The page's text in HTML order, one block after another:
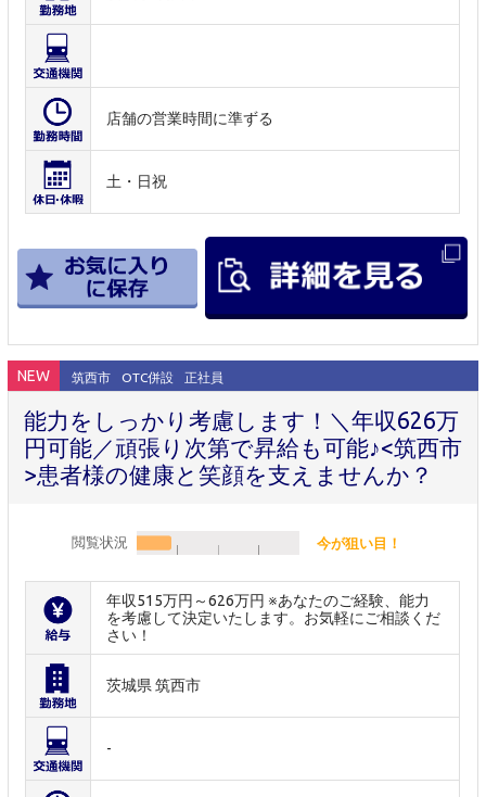
店舗の営業時間に準ずる
土・日祝
NEW 筑西市 OTC併設 正社員
能力をしっかり考慮します！＼年収626万
円可能／頑張り次第で昇給も可能♪<筑西市
>患者様の健康と笑顔を支えませんか？
閲覧状況 今が狙い目！
年収515万円～626万円 ※あなたのご経験、能力
を考慮して決定いたします。お気軽にご相談くだ
さい！
茨城県 筑西市
-